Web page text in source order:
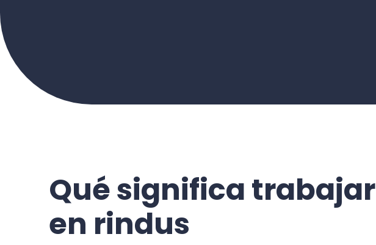
Qué significa trabajar
en rindus